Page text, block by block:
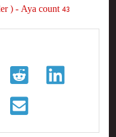
) - Aya count 43